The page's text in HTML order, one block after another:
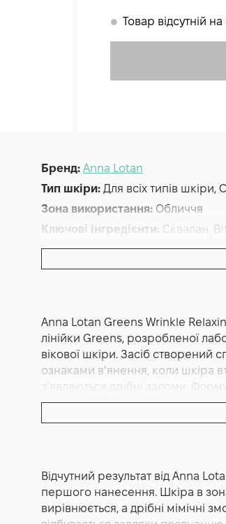
𒊹 Товар відсутній на
Бренд: Anna Lotan
Тип шкіри: Для всіх типів
Зона використання: Обличчя
Ключові інгредієнти: Сквалан,
Основна дія:Від зморшок
Форма випуску:Крем
Альтернативна назва:
Anna Lotan Greens Wrinkle
лінійки Greens, розробленої
вікової шкіри. Засіб
ознаками в’янення, коли шкіра
з’являються дрібні заломи.
розгладження з тривалим
як експрес-засіб перед
зокрема Polysilicone 11,
миттєвої гладкості, не
натуральних екстрактів: у
Відчутний результат від Anna
першого нанесення. Шкіра в
вирівнюється, а дрібні мімічні